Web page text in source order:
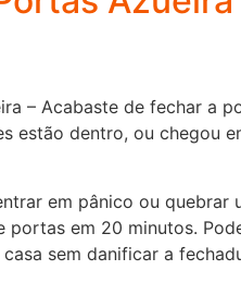
– Acabaste de fechar a
estão dentro, ou chegou
em pânico ou quebrar
em 20 minutos.
sem danificar a